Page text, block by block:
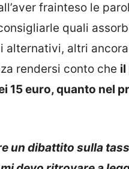
frainteso le
quali
alternativi, altri
rendersi conto che il
15 euro, quanto nel
un dibattito sulla